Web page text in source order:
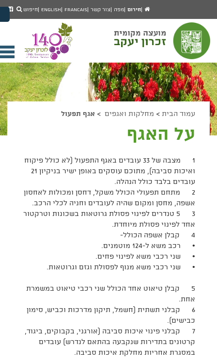
מעבר לתפריט ראשי
הגדל גודל פונט
הקטן גודל פונט
מצב ניגודיות גבוהה
מצב ניגודיות נמוכה
הצג קישורים
הצהרת נגישות
עמוד
הבית
חירום מפה צור קשר Francais
English חיפוש
עמוד הבית > מחלקות ואגפים > אגף תפעול
על האגף
1 מצבה של 33 עובדים באגף התפעול (לא כולל פיקוח
ואיכות סביבה), מתוכם עוסקים באופן ישיר בניקיון 21
עובדים בלבד כולל הנהלה.
2 מתחם תפעולי הכולל משקל, דחסן ומכולות לאחסון
אשפה, מחסן ומקום שהיה לעובדים וחניה לכלי הרכב.
3 5 טנדרים לפינוי פסולת גרוטאות בשכונות וטרקטור
אחד לפינוי פסולת מיוחדת.
4 קבלן אשפה הכולל-
• רכב משא ל-124 מוטמנים.
• שני רכבי משא לפינוי פחים.
• שני רכבי משא מנוף לפסולת וגזם וגרוטאות.
5 קבלן טיאוט אחד הכולל שני רכבי טיאוט במשמרת
אחת.
6 קבלני תשתית (חשמל, תיקון מדרכות וכביש, סימון
כבישים).
7 קבלני פינוי איכות סביבה (אורגני, בקבוקים, ביגוד,
קרטונים בתדירות שנקבעה בהתאם לנדרש) עובדים
במסגרת אחריות מחלקת איכות סביבה.